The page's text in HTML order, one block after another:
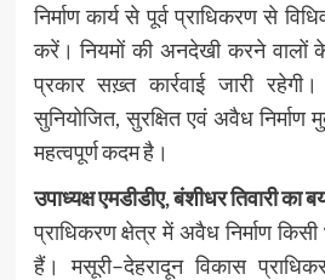
निर्माण कार्य से पूर्व प्राधिकरण से
करें। नियमों की अनदेखी करने वालों के
प्रकार सख़्त कार्रवाई जारी
सुनियोजित, सुरक्षित एवं अवैध निर्माण
महत्वपूर्ण कदम है।
उपाध्यक्ष एमडीडीए, बंशीधर तिवारी का
प्राधिकरण क्षेत्र में अवैध निर्माण किसी
हैं। मसूरी–देहरादून विकास